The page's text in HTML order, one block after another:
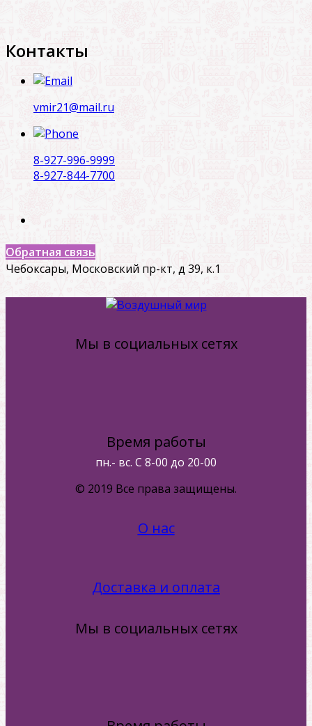
Контакты
vmir21@mail.ru
8-927-996-9999
8-927-844-7700
Обратная связь
Чебоксары, Московский пр-кт, д 39, к.1
Мы в социальных сетях
Время работы
пн.- вс. С 8-00 до 20-00
© 2019 Все права защищены.
О нас
Доставка и оплата
Мы в социальных сетях